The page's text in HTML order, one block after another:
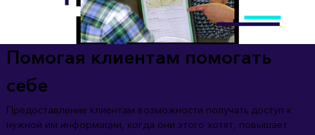
Помогая клиентам помогать
себе
Предоставление клиентам возможности получать доступ к
нужной им информации, когда они этого хотят, повышает